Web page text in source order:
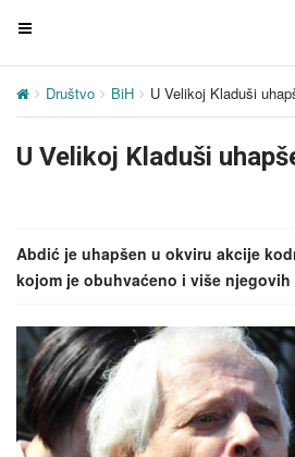
T
g
e
i
g
i
o
n
Društvo BiH U Velikoj Kladuši
U Velikoj Kladuši
Abdić je uhapšen u okviru akcije
kojom je obuhvaćeno i više njegovih